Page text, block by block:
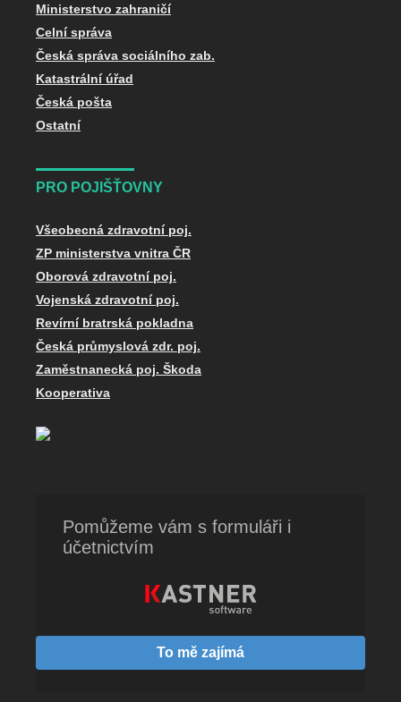
Ministerstvo zahraničí
Celní správa
Česká správa sociálního zab.
Katastrální úřad
Česká pošta
Ostatní
PRO POJIŠŤOVNY
Všeobecná zdravotní poj.
ZP ministerstva vnitra ČR
Oborová zdravotní poj.
Vojenská zdravotní poj.
Revírní bratrská pokladna
Česká průmyslová zdr. poj.
Zaměstnanecká poj. Škoda
Kooperativa
Pomůžeme vám s formuláři i
účetnictvím
To mě zajímá